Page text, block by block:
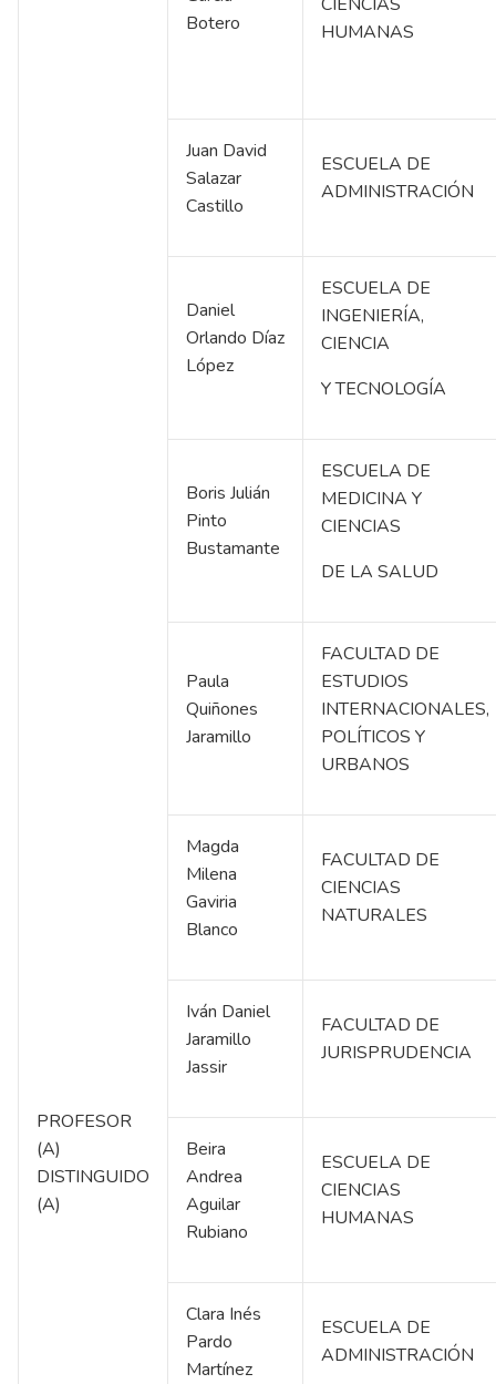
PROFESOR
(A)
DISTINGUIDO
(A)
Botero
HUMANAS
Juan David
Salazar
Castillo
ESCUELA DE
ADMINISTRACIÓN
Daniel
Orlando Díaz
López
ESCUELA DE
INGENIERÍA,
CIENCIA
Y TECNOLOGÍA
Boris Julián
Pinto
Bustamante
ESCUELA DE
MEDICINA Y
CIENCIAS
DE LA SALUD
Paula
Quiñones
Jaramillo
FACULTAD DE
ESTUDIOS
INTERNACIONALES,
POLÍTICOS Y
URBANOS
Magda
Milena
Gaviria
Blanco
FACULTAD DE
CIENCIAS
NATURALES
Iván Daniel
Jaramillo
Jassir
FACULTAD DE
JURISPRUDENCIA
Beira
Andrea
Aguilar
Rubiano
ESCUELA DE
CIENCIAS
HUMANAS
Clara Inés
Pardo
Martínez
ESCUELA DE
ADMINISTRACIÓN